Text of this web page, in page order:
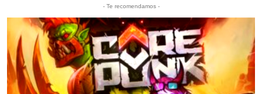
- Te recomendamos -